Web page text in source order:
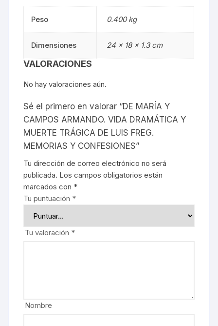
Peso 0.400 kg
Dimensiones 24 × 18 × 1.3 cm
VALORACIONES
No hay valoraciones aún.
Sé el primero en valorar “DE MARÍA Y
CAMPOS ARMANDO. VIDA DRAMÁTICA Y
MUERTE TRÁGICA DE LUIS FREG.
MEMORIAS Y CONFESIONES”
Tu dirección de correo electrónico no será
publicada. Los campos obligatorios están
marcados con *
Tu puntuación *
Tu valoración *
Nombre